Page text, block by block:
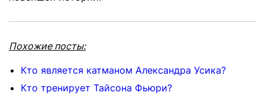
Похожие посты:
Кто является катманом Александра Усика?
Кто тренирует Тайсона Фьюри?